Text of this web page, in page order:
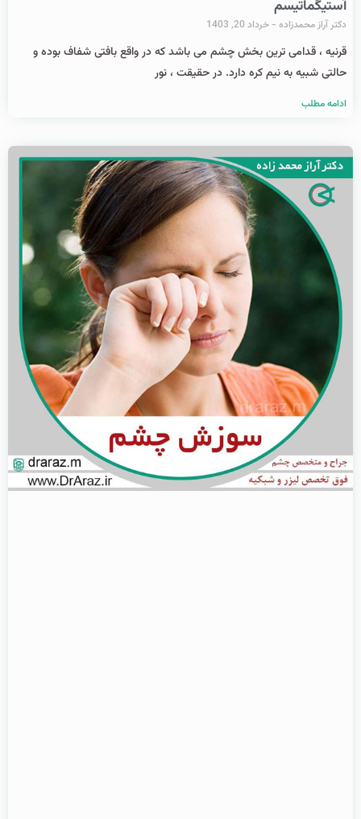
آستیگماتیسم
دکتر آراز محمدزاده خرداد 20, 1403
قرنیه ، قدامی ترین بخش چشم می باشد که در واقع بافتی شفاف بوده و
حالتی شبیه به نیم کره دارد. در حقیقت ، نور
ادامه مطلب